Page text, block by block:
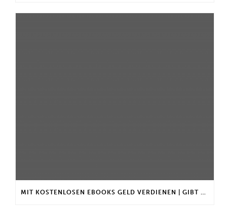
MIT KOSTENLOSEN EBOOKS GELD VERDIENEN | GIBT ES EINEN MAXIMALEN ANLAGEBETRAG?